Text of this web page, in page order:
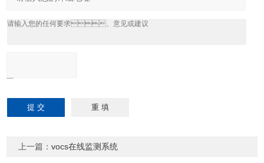
上一篇：vocs在线监测系统